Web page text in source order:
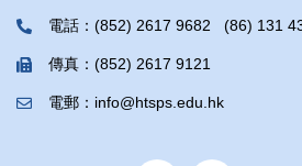
電話：(852) 2617 9682 (86) 131
傳真：(852) 2617 9121
電郵：info@htsps.edu.hk